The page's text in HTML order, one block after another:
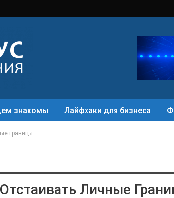
знакомы Лайфхаки для бизнеса
границы
Личные